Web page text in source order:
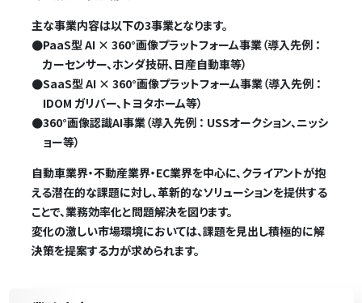
主な事業内容は以下の3事業となります。
●PaaS型 AI × 360°画像プラットフォーム事業（導入先例 ：
カーセンサー、ホンダ技研、日産自動車等）
●SaaS型 AI × 360°画像プラットフォーム事業（導入先例 ：
IDOM ガリバー、トヨタホーム等）
●360°画像認識AI事業（導入先例 ： USSオークション、ニッシ
ョー等）
自動車業界・不動産業界・EC業界を中心に、クライアントが抱
える潜在的な課題に対し、革新的なソリューションを提供する
ことで、業務効率化と問題解決を図ります。
変化の激しい市場環境においては、課題を見出し積極的に解
決策を提案する力が求められます。